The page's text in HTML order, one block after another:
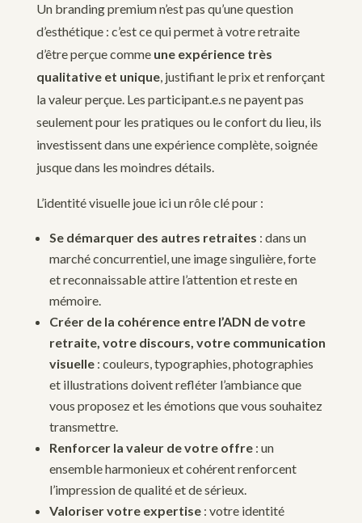
Un branding premium n’est pas qu’une question
d’esthétique : c’est ce qui permet à votre retraite
d’être perçue comme une expérience très
qualitative et unique, justifiant le prix et renforçant
la valeur perçue. Les participant.e.s ne payent pas
seulement pour les pratiques ou le confort du lieu, ils
investissent dans une expérience complète, soignée
jusque dans les moindres détails.
L’identité visuelle joue ici un rôle clé pour :
Se démarquer des autres retraites : dans un
marché concurrentiel, une image singulière, forte
et reconnaissable attire l’attention et reste en
mémoire.
Créer de la cohérence entre l’ADN de votre
retraite, votre discours, votre communication
visuelle : couleurs, typographies, photographies
et illustrations doivent refléter l’ambiance que
vous proposez et les émotions que vous souhaitez
transmettre.
Renforcer la valeur de votre offre: un
ensemble harmonieux et cohérent renforcent
l’impression de qualité et de sérieux.
Valoriser votre expertise: votre identité